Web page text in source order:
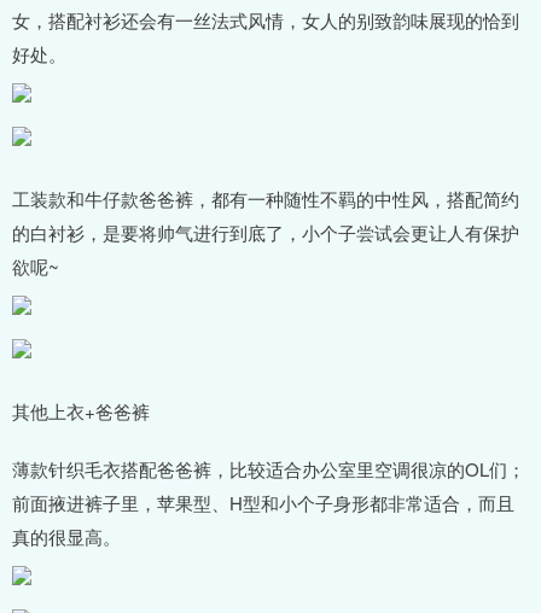
女，搭配衬衫还会有一丝法式风情，女人的别致韵味展现的恰到
好处。
工装款和牛仔款爸爸裤，都有一种随性不羁的中性风，搭配简约
的白衬衫，是要将帅气进行到底了，小个子尝试会更让人有保护
欲呢~
其他上衣+爸爸裤
薄款针织毛衣搭配爸爸裤，比较适合办公室里空调很凉的OL们；
前面掖进裤子里，苹果型、H型和小个子身形都非常适合，而且
真的很显高。